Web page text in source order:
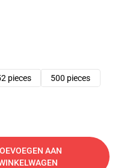
pieces
500 pieces
AAN